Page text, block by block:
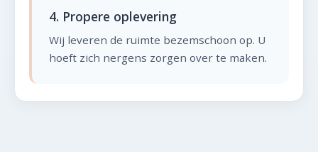
4. Propere oplevering
Wij leveren de ruimte bezemschoon op. U
hoeft zich nergens zorgen over te maken.